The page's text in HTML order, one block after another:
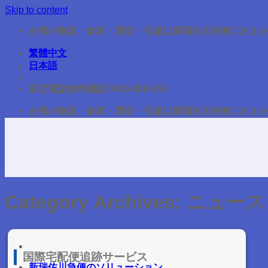
Skip to content
台湾の物流・倉庫・運送・引越は新瑞佐川急便におま
繁體中文
日本語
固定電話無料通話 0800-888-955
台湾の物流・倉庫・運送・引越は新瑞佐川急便におま
Category Archives: ニュース
国際宅配便追跡サービス